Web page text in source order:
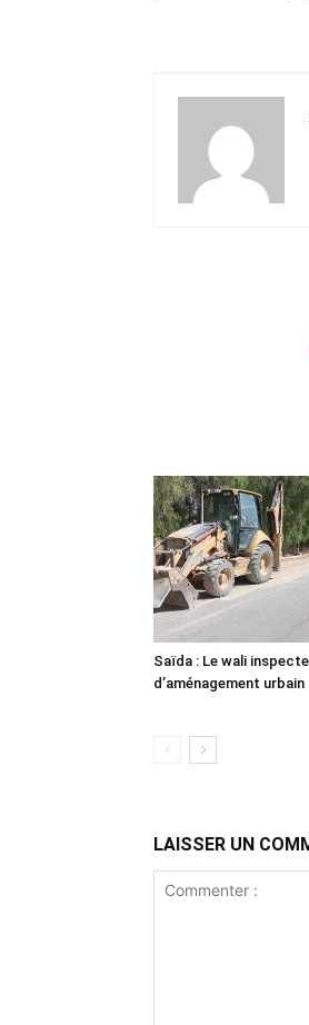
Saïda : Le wali
d’aménagement urbain
LAISSER UN